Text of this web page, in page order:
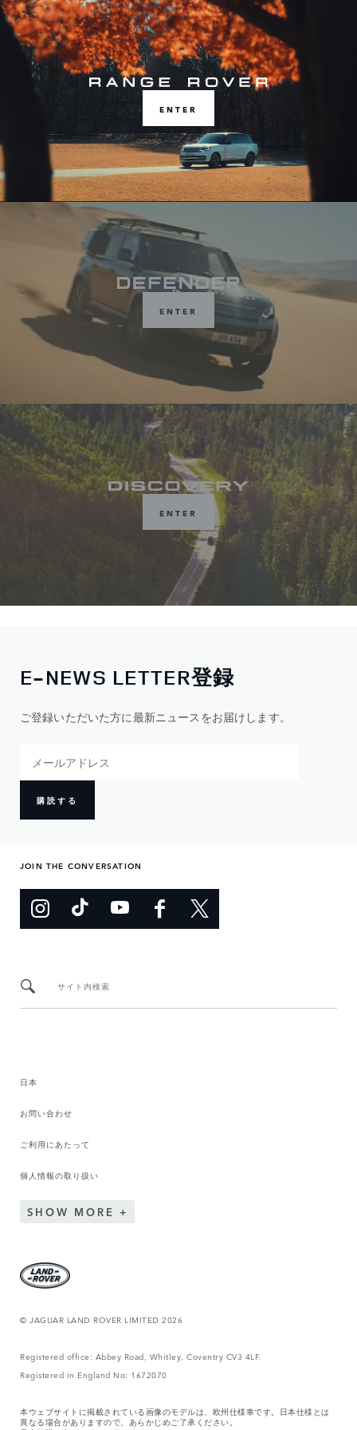
ENTER
ENTER
ENTER
E-NEWS LETTER登録
ご登録いただいた方に最新ニュースをお届けします。
購読する
JOIN THE CONVERSATION
サイト内検索
日本
お問い合わせ
ご利用にあたって
個人情報の取り扱い
SHOW MORE
© JAGUAR LAND ROVER LIMITED 2026
Registered office: Abbey Road, Whitley, Coventry CV3 4LF.
Registered in England No: 1672070
本ウェブサイトに掲載されている画像のモデルは、欧州仕様車です。日本仕様とは
異なる場合がありますので、あらかじめご了承ください。